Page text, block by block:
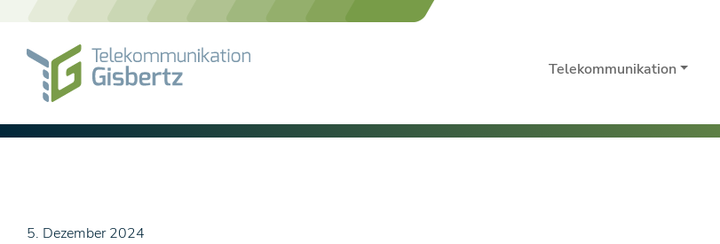
Skip
Telekommunikation
5. Dezember 2024